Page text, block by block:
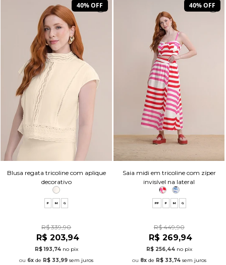
40% OFF
Blusa regata tricoline com aplique
decorativo
P M G
R$ 339,90
R$ 203,94
R$ 193,74 no pix
6x de R$ 33,99 sem juros
40% OFF
Saia midi em tricoline com zíper
invisível na lateral
PP P M G
R$ 449,90
R$ 269,94
R$ 256,44 no pix
8xde R$ 33,74sem juros